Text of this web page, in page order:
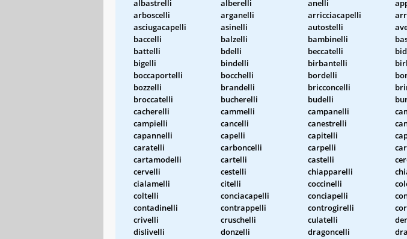
albastrelli
alberelli anelli
arboscelli
arganelli arricciacapelli
asciugacapelli
asinelli autostelli
baccelli
balzelli bambinelli
battelli
bdelli beccatelli
bigelli
bindelli birbantelli
boccaportelli
bocchelli bordelli
bozzelli
brandelli bricconcelli
broccatelli
bucherelli budelli
cacherelli
cammelli campanelli
campielli
cancelli canestrelli
capannelli
capelli capitelli
caratelli
carboncelli carpelli
cartamodelli
cartelli castelli
cervelli
cestelli chiapparelli
cialamelli
citelli coccinelli
coltelli
conciacapelli conciapelli
contadinelli
contrappelli controgirelli
crivelli
cruschelli culatelli
dislivelli
donzelli dragoncelli